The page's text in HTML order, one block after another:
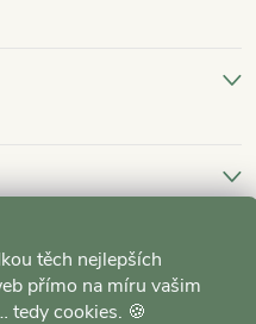
těch nejlepších
přímo na míru vašim
tedy cookies. 🍪